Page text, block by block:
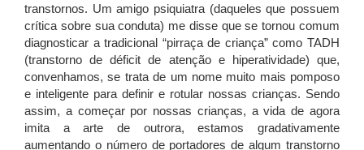
transtornos. Um amigo psiquiatra (daqueles que possuem
crítica sobre sua conduta) me disse que se tornou comum
diagnosticar a tradicional “pirraça de criança” como TADH
(transtorno de déficit de atenção e hiperatividade) que,
convenhamos, se trata de um nome muito mais pomposo
e inteligente para definir e rotular nossas crianças. Sendo
assim, a começar por nossas crianças, a vida de agora
imita a arte de outrora, estamos gradativamente
aumentando o número de portadores de algum transtorno